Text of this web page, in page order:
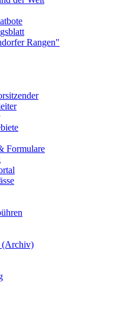
Rangen"
Formulare
(Archiv)